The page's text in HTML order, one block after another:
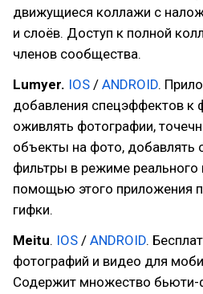
движущиеся коллажи с
и слоёв. Доступ к полной
членов сообщества.
Lumyer. IOS / ANDROID.
добавления спецэффектов
оживлять фотографии,
объекты на фото, добавлять
фильтры в режиме реального
помощью этого приложения
гифки.
Meitu. IOS / ANDROID.
фотографий и видео для
Содержит множество бьюти-